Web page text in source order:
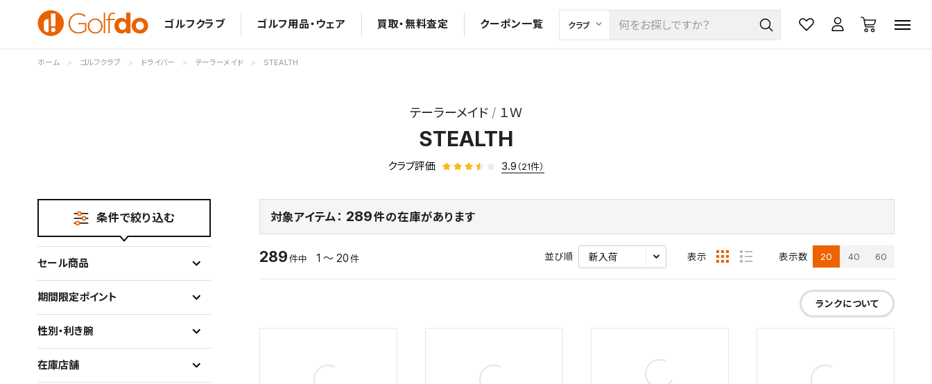
ゴルフクラブ ゴルフ用品・ウェア 買取・無料査定 クーポン一覧
ホーム ゴルフクラブ ドライバー テーラーメイド STEALTH
テーラーメイド １Ｗ
STEALTH
クラブ評価 3.9 （21件）
対象アイテム： 289件の在庫があります
289 件中 1 ～ 20 件 並び順 表示 表示数 20 40 60
ランクについて
条件で絞り込む
セール商品
期間限定ポイント
性別・利き腕
在庫店舗